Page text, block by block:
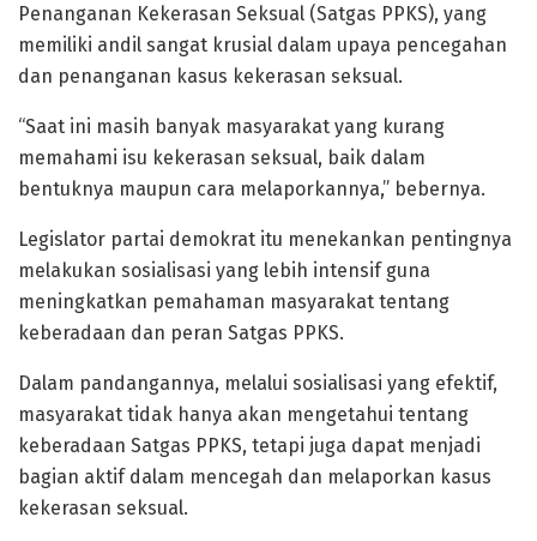
Penanganan Kekerasan Seksual (Satgas PPKS), yang
memiliki andil sangat krusial dalam upaya pencegahan
dan penanganan kasus kekerasan seksual.
“Saat ini masih banyak masyarakat yang kurang
memahami isu kekerasan seksual, baik dalam
bentuknya maupun cara melaporkannya,” bebernya.
Legislator partai demokrat itu menekankan pentingnya
melakukan sosialisasi yang lebih intensif guna
meningkatkan pemahaman masyarakat tentang
keberadaan dan peran Satgas PPKS.
Dalam pandangannya, melalui sosialisasi yang efektif,
masyarakat tidak hanya akan mengetahui tentang
keberadaan Satgas PPKS, tetapi juga dapat menjadi
bagian aktif dalam mencegah dan melaporkan kasus
kekerasan seksual.